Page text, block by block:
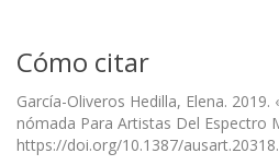
Cómo citar
García-Oliveros Hedilla, Elena.
nómada Para Artistas Del Espectro
https://doi.org/10.1387/ausart.20318.